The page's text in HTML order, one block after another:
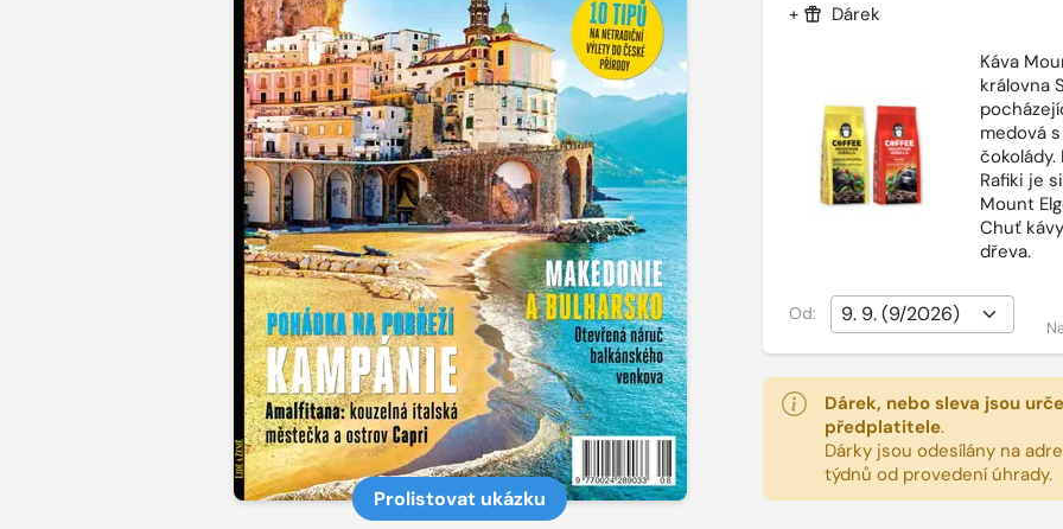
Prolistovat ukázku
+
Dárek
Káva
královna
medová
Rafiki je
Mount
Chuť
dřeva.
Od:
Dárek, nebo sleva jsou
předplatitele.
Dárky jsou odesílány na
týdnů od provedení úhrady.